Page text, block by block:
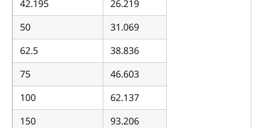
42.195
26.219
50
31.069
62.5
38.836
75
46.603
100
62.137
150
93.206